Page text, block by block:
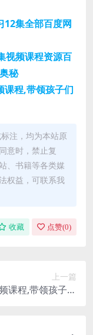
12集全部百度网
视频课程资源百
秘
课程,带领孩子们
注，均为本站原
意时，禁止复
、书籍等各类媒
权益，可联系我
收藏 点赞(0)
上一篇
课程,带领孩子们